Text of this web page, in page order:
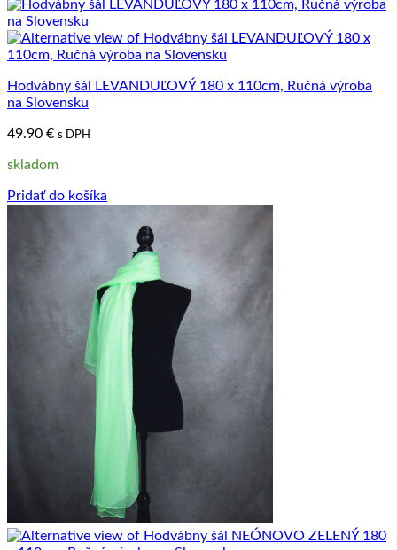
Hodvábny šál LEVANDUĽOVÝ 180 x 110cm, Ručná výroba
na Slovensku
49.90 € s DPH
skladom
Pridať do košíka